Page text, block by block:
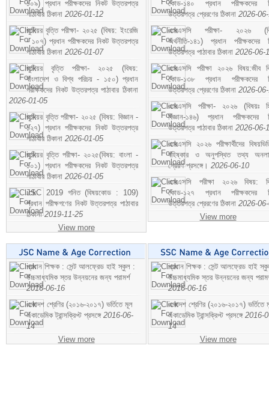
১০৯) প্রধান পরীক্ষকদের নিকট উত্তরপত্র
পাঠাবার ঠিকানা 2026-01-12
জুনিয়র বৃত্তি পরীক্ষা- ২০২৫ (বিষয়: ইংরেজি
- ১০৭) প্রধান পরীক্ষকদের নিকট উত্তরপত্র
পাঠাবার ঠিকানা 2026-01-07
জুনিয়র বৃত্তি পরীক্ষা- ২০২৫ (বিষয়:
বাংলাদেশ ও বিশ্ব পরিচয় - ১৫০) প্রধান
পরীক্ষকদের নিকট উত্তরপত্র পাঠাবার ঠিকানা
2026-01-05
জুনিয়র বৃত্তি পরীক্ষা- ২০২৫ (বিষয়: বিজ্ঞান -
১২৭) প্রধান পরীক্ষকদের নিকট উত্তরপত্র
পাঠাবার ঠিকানা 2026-01-05
জুনিয়র বৃত্তি পরীক্ষা- ২০২৫(বিষয়: বাংলা -
১০১) প্রধান পরীক্ষকদের নিকট উত্তরপত্র
পাঠাবার ঠিকানা 2026-01-05
JSC 2019 গনিত (বিষয়কোড : 109)
প্রধান পরীক্ষগণের নিকট উত্তরপত্র পাঠাবার
ঠিকানা2019-11-25
View more
কোড-১৪০ প্রধান পরীক্ষকদের
উত্তরপত্র প্রেরণের ঠিকানা 2026-
এসএসসি পরীক্ষা- ২০২৬
অর্থনীতি-১৪১) প্রধান পরীক্ষকদের
উত্তরপত্র পাঠাবার ঠিকানা 2026-06-
এসএসসি পরীক্ষা ২০২৬ বিষয়:জীব
কোড-১৩৮ প্রধান পরীক্ষকদের
উত্তরপত্র প্রেরণের ঠিকানা 2026-
এসএসসি পরীক্ষা- ২০২৬ (বিষয়ঃ
বিজ্ঞান-১৪৬) প্রধান পরীক্ষকদের
উত্তরপত্র পাঠাবার ঠিকানা 2026-06-
এসএসসি ২০২৬ পরীক্ষার্থীদের
বহিষ্কার ও অনুপস্থিত তথ্য
প্রেরণ প্রসঙ্গে। 2026-06-10
এসএসসি পরীক্ষা ২০২৬ বিষয়:
কোড-১২৭ প্রধান পরীক্ষকদের
উত্তরপত্র প্রেরণের ঠিকানা 2026-
View more
প্রধান শিক্ষক : সেন্ট আলফ্রেড হাই স্কুল :
উচ্চমাধ্যমিক স্তর উন্নয়নের জন্য পরামর্শ
2016-06-16
একাদশ শ্রেণির (২০১৬-২০১৭) ভর্তিতে মূল
একাডেমিক ট্রান্সক্রিপ্ট প্রসঙ্গে 2016-06-
14
View more
প্রধান শিক্ষক : সেন্ট আলফ্রেড হাই
উচ্চমাধ্যমিক স্তর উন্নয়নের জন্য
2016-06-16
একাদশ শ্রেণির (২০১৬-২০১৭) ভর্তিতে
একাডেমিক ট্রান্সক্রিপ্ট প্রসঙ্গে 2016-
14
View more